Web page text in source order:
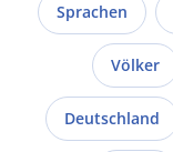
Sprachen
Völker
Deutschland